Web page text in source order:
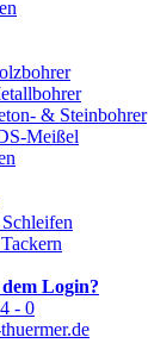
& Steinbohrer
Meißel
Login?
- 0